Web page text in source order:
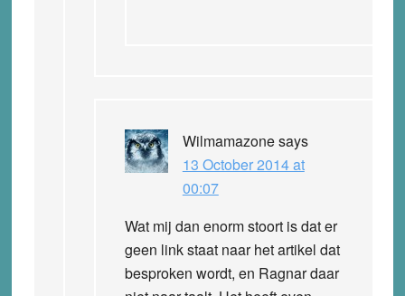
Wilmamazonesays
13 October 2014 at
00:07
Wat mij dan enorm stoort is dat er
geen link staat naar het artikel dat
besproken wordt, en Ragnar daar